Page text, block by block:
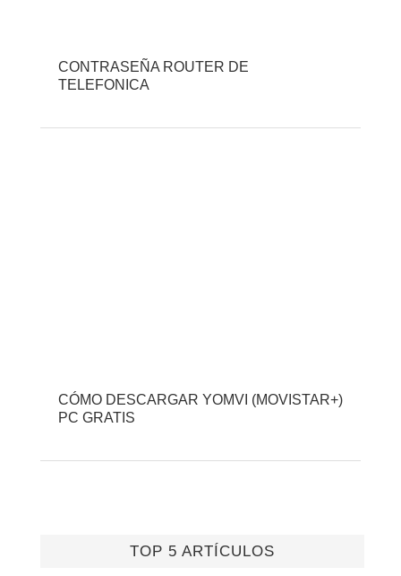
CONTRASEÑA ROUTER DE
TELEFONICA
CÓMO DESCARGAR YOMVI (MOVISTAR+)
PC GRATIS
TOP 5 ARTÍCULOS